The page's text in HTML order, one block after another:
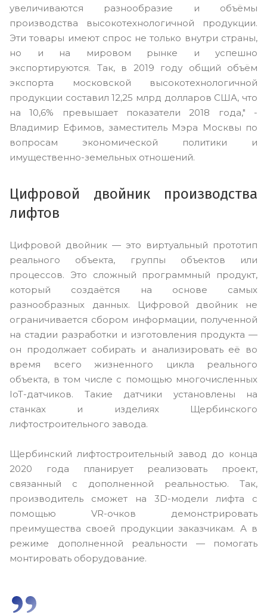
увеличиваются разнообразие и объёмы
производства высокотехнологичной продукции.
Эти товары имеют спрос не только внутри страны,
но и на мировом рынке и успешно
экспортируются. Так, в 2019 году общий объём
экспорта московской высокотехнологичной
продукции составил 12,25 млрд долларов США, что
на 10,6% превышает показатели 2018 года," -
Владимир Ефимов, заместитель Мэра Москвы по
вопросам экономической политики и
имущественно-земельных отношений.
Цифровой двойник производства
лифтов
Цифровой двойник — это виртуальный прототип
реального объекта, группы объектов или
процессов. Это сложный программный продукт,
который создаётся на основе самых
разнообразных данных. Цифровой двойник не
ограничивается сбором информации, полученной
на стадии разработки и изготовления продукта —
он продолжает собирать и анализировать её во
время всего жизненного цикла реального
объекта, в том числе с помощью многочисленных
IoT-датчиков. Такие датчики установлены на
станках и изделиях Щербинского
лифтостроительного завода.
Щербинский лифтостроительный завод до конца
2020 года планирует реализовать проект,
связанный с дополненной реальностью. Так,
производитель сможет на 3D-модели лифта с
помощью VR-очков демонстрировать
преимущества своей продукции заказчикам. А в
режиме дополненной реальности — помогать
монтировать оборудование.